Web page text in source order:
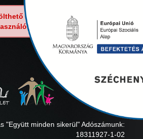
be a következő
62
"Együtt minden sikerül" Adószámunk:
18311927-1-02